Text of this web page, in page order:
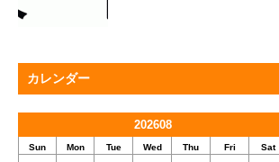
カレンダー
202608
Sun Mon Tue Wed Thu Fri Sat